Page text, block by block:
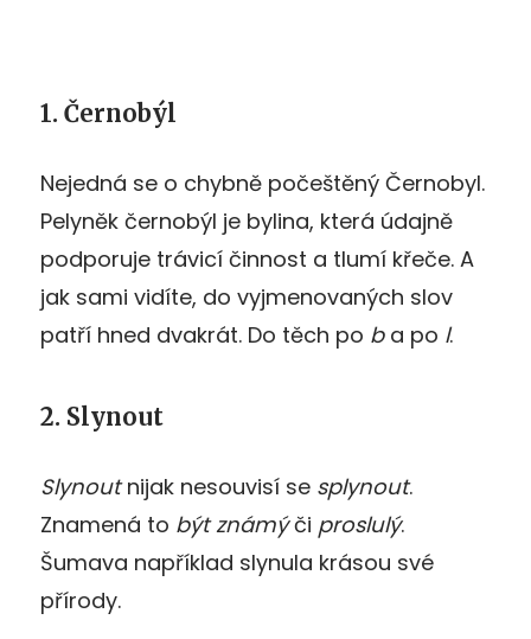
1. Černobýl
Nejedná se o chybně počeštěný Černobyl.
Pelyněk černobýl je bylina, která údajně
podporuje trávicí činnost a tlumí křeče. A
jak sami vidíte, do vyjmenovaných slov
patří hned dvakrát. Do těch po ba po l.
2. Slynout
Slynoutnijak nesouvisí se splynout.
Znamená to být známýči proslulý.
Šumava například slynula krásou své
přírody.